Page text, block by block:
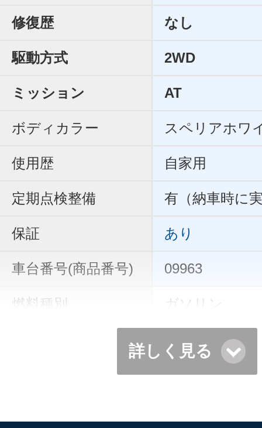
修復歴 なし
駆動方式 2WD
ミッション AT
ボディカラー スペリアホワ
使用歴 自家用
定期点検整備 有（納車時に
保証 あり
車台番号(商品番号) 09963
燃料種別 ガソリン
詳しく見る